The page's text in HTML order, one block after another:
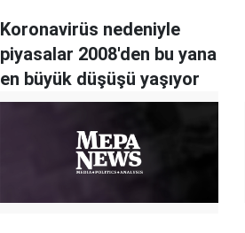
Koronavirüs nedeniyle
piyasalar 2008'den bu yana
en büyük düşüşü yaşıyor